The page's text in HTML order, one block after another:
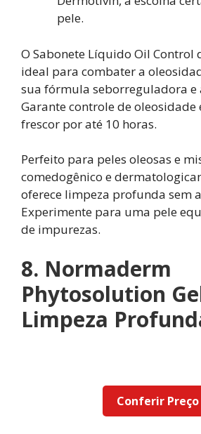
pele.
O Sabonete Líquido Oil Control
ideal para combater a
sua fórmula seborreguladora e
Garante controle de oleosidade
frescor por até 10 horas.
Perfeito para peles oleosas e
comedogênico e
oferece limpeza profunda sem
Experimente para uma pele
de impurezas.
8. Normaderm
Phytosolution
Limpeza
Conferir Preço